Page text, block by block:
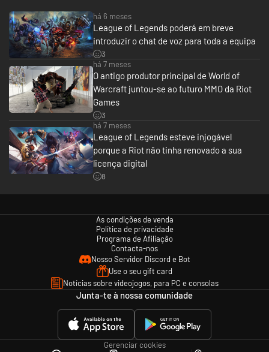
há 6 meses
League of Legends poderá em breve
introduzir o chat de voz para toda a equipa
3
há 7 meses
O antigo produtor principal de World of
Warcraft juntou-se ao futuro MMO da Riot
Games
3
há 7 meses
League of Legends esteve injogável
porque a Riot não tinha renovado a sua
licença digital
8
As condições de venda
Política de privacidade
Programa de Afiliação
Contacta-nos
Nosso Servidor Discord e Bot
Use o seu gift card
Notícias sobre videojogos, para PC e consolas
Junta-te à nossa comunidade
Gerenciar cookies